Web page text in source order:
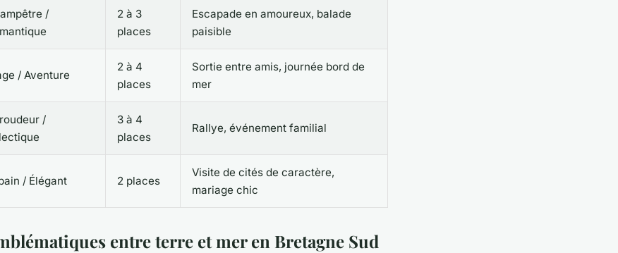
/
2 à 3
places
Escapade en amoureux, balade
paisible
/ Aventure
2 à 4
places
Sortie entre amis, journée bord de
mer
/
3 à 4
places
Rallye, événement familial
/ Élégant 2 places
Visite de cités de caractère,
mariage chic
entre terre et mer en Bretagne Sud